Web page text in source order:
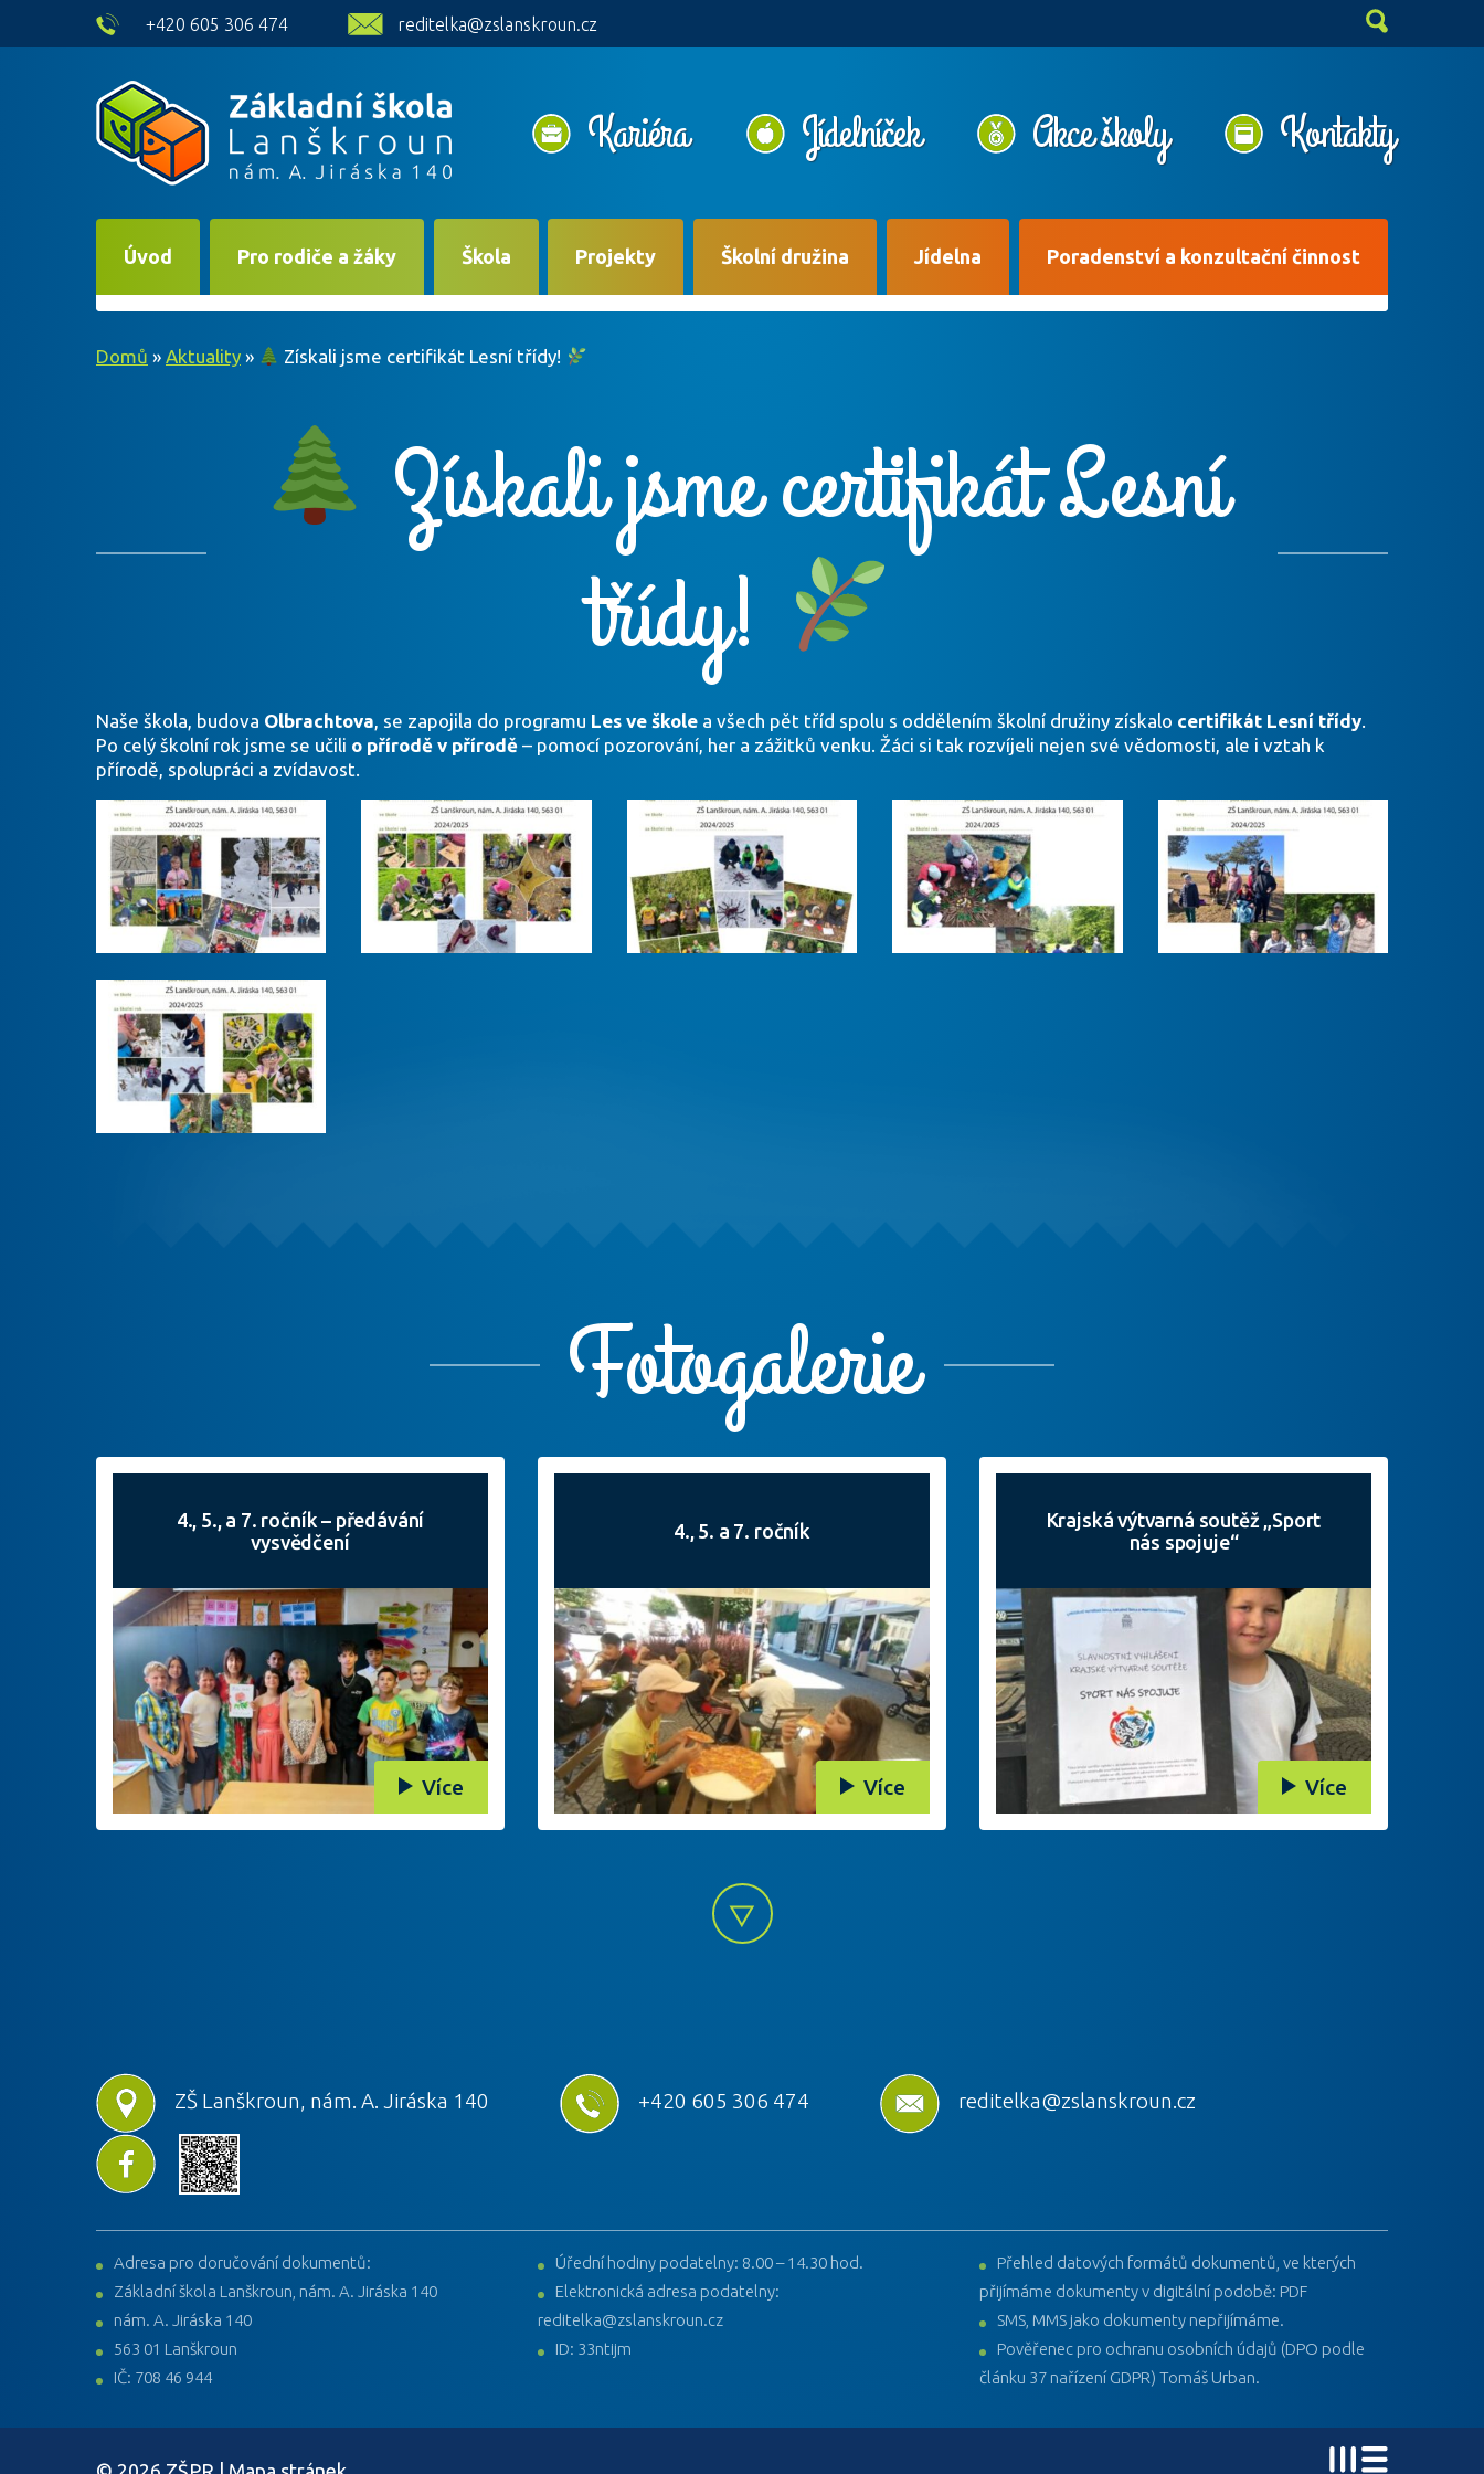
skip to main content
+420 605 306 474 reditelka@zslanskroun.cz
Kariéra Jídelníček Akce školy Kontakty
Úvod Pro rodiče a žáky Škola Projekty Školní družina Jídelna Poradenství a konzultační činnost
Domů » Aktuality » Získali jsme certifikát Lesní třídy!
Získali jsme certifikát Lesní
třídy!
Naše škola, budova Olbrachtova, se zapojila do programu Les ve škole a všech pět tříd spolu s oddělením školní družiny získalo certifikát Lesní třídy.
Po celý školní rok jsme se učili o přírodě v přírodě – pomocí pozorování, her a zážitků venku. Žáci si tak rozvíjeli nejen své vědomosti, ale i vztah k
přírodě, spolupráci a zvídavost.
Fotogalerie
4., 5., a 7. ročník – předávání
vysvědčení
Více
4., 5. a 7. ročník
Více
Krajská výtvarná soutěž „Sport
nás spojuje“
Více
ZŠ Lanškroun, nám. A. Jiráska 140 +420 605 306 474 reditelka@zslanskroun.cz
Adresa pro doručování dokumentů:
Základní škola Lanškroun, nám. A. Jiráska 140
nám. A. Jiráska 140
563 01 Lanškroun
IČ: 708 46 944
Úřední hodiny podatelny: 8.00 – 14.30 hod.
Elektronická adresa podatelny:
reditelka@zslanskroun.cz
ID: 33ntijm
Přehled datových formátů dokumentů, ve kterých
přijímáme dokumenty v digitální podobě: PDF
SMS, MMS jako dokumenty nepřijímáme.
Pověřenec pro ochranu osobních údajů (DPO podle
článku 37 nařízení GDPR) Tomáš Urban.